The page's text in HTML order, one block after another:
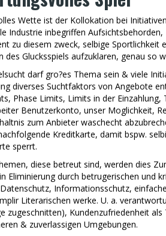
Wette ist der Kollokation bei
Industrie inbegriffen
zu diesem zweck, selbige Sportlichkeit
des Glucksspiels aufzuklaren, genau so
darf gro?es Thema sein & viele
diverses Suchtfaktors von Angebote
Phase Limits, Limits in der Einzahlung,
Benutzerkonto, unser Moglichkeit,
zum Anbieter waschecht
Kreditkarte, damit bspw.
sperrt.
diese betreut sind, werden dies
Eliminierung durch betrugerischen und
Informationsschutz,
Literarischen werke. U. a.
zugeschnitten), Kundenzufriedenheit
& zuverlassigen Umgebungen.